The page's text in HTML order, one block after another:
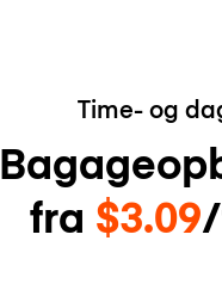
Time- og
fra $3.09